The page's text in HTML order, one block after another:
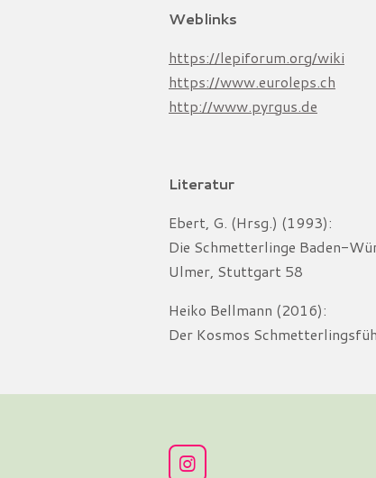
Weblinks
https://lepiforum.org/wiki
https://www.euroleps.ch
http://www.pyrgus.de
Literatur
Ebert, G. (Hrsg.) (1993):
Die Schmetterlinge Baden-
Ulmer, Stuttgart 58
Heiko Bellmann (2016):
Der Kosmos
I